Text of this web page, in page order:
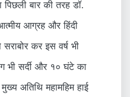
बार की तरह डॉ.
आग्रह और हिंदी
सराबोर कर इस वर्ष भी
भी सर्दी और १० घंटे का
अतिथि महामहिम हाई